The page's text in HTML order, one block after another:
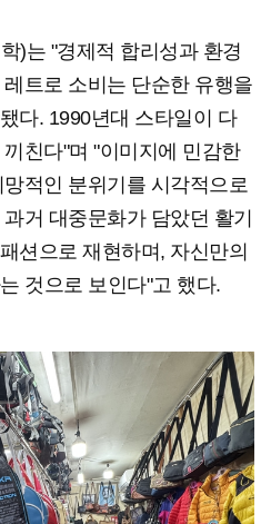
)는 "경제적 합리성과 환경
트로 소비는 단순한 유행을
다. 1990년대 스타일이 다
친다"며 "이미지에 민감한
적인 분위기를 시각적으로
거 대중문화가 담았던 활기
션으로 재현하며, 자신만의
것으로 보인다"고 했다.